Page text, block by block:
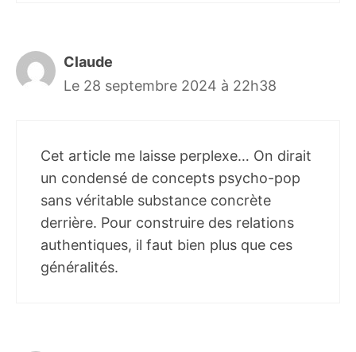
Claude
Le 28 septembre 2024 à 22h38
Cet article me laisse perplexe… On dirait
un condensé de concepts psycho-pop
sans véritable substance concrète
derrière. Pour construire des relations
authentiques, il faut bien plus que ces
généralités.